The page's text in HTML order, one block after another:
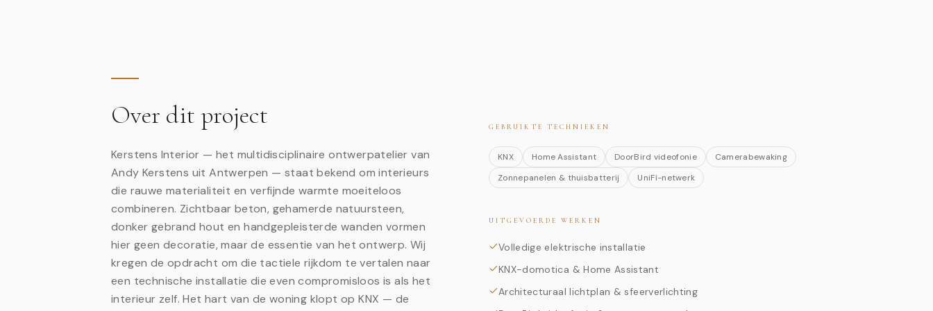
Over dit project
Kerstens Interior — het multidisciplinaire ontwerpatelier van
Andy Kerstens uit Antwerpen — staat bekend om interieurs
die rauwe materialiteit en verfijnde warmte moeiteloos
combineren. Zichtbaar beton, gehamerde natuursteen,
donker gebrand hout en handgepleisterde wanden vormen
hier geen decoratie, maar de essentie van het ontwerp. Wij
kregen de opdracht om die tactiele rijkdom te vertalen naar
een technische installatie die even compromisloos is als het
interieur zelf. Het hart van de woning klopt op KNX — de
GEBRUIKTE TECHNIEKEN
KNX Home Assistant DoorBird videofonie
Camerabewaking
Zonnepanelen & thuisbatterij
UniFi-netwerk
UITGEVOERDE WERKEN
Volledige elektrische installatie
KNX-domotica & Home Assistant
Architecturaal lichtplan & sfeerverlichting